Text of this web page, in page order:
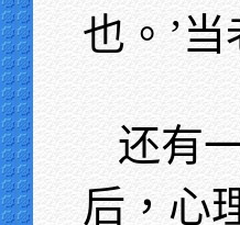
也。’
还有
后，心